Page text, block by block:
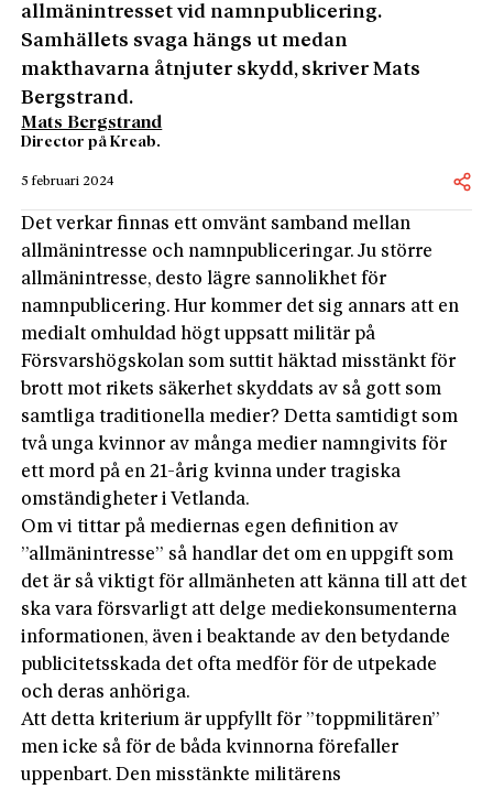
allmänintresset vid namnpublicering.
Samhällets svaga hängs ut medan
makthavarna åtnjuter skydd, skriver Mats
Bergstrand.
Mats Bergstrand
Director på Kreab.
5 februari 2024
Det verkar finnas ett omvänt samband mellan
allmänintresse och namnpubliceringar. Ju större
allmänintresse, desto lägre sannolikhet för
namnpublicering. Hur kommer det sig annars att en
medialt omhuldad högt uppsatt militär på
Försvarshögskolan som suttit häktad misstänkt för
brott mot rikets säkerhet skyddats av så gott som
samtliga traditionella medier? Detta samtidigt som
två unga kvinnor av många medier namngivits för
ett mord på en 21-årig kvinna under tragiska
omständigheter i Vetlanda.
Om vi tittar på mediernas egen definition av
”allmänintresse” så handlar det om en uppgift som
det är så viktigt för allmänheten att känna till att det
ska vara försvarligt att delge mediekonsumenterna
informationen, även i beaktande av den betydande
publicitetsskada det ofta medför för de utpekade
och deras anhöriga.
Att detta kriterium är uppfyllt för ”toppmilitären”
men icke så för de båda kvinnorna förefaller
uppenbart. Den misstänkte militärens